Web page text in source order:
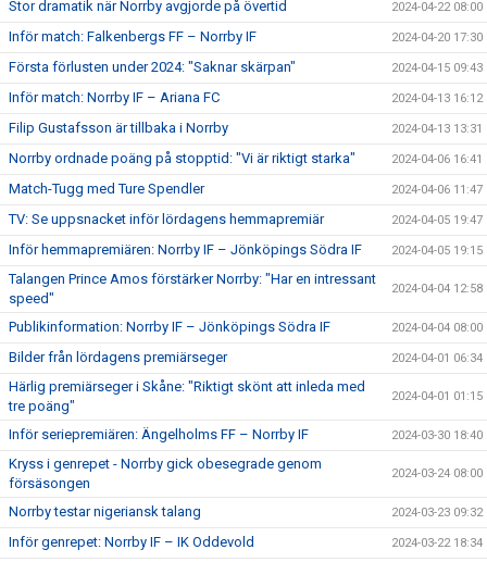
Stor dramatik när Norrby avgjorde på övertid 2024-04-22 08:00
Inför match: Falkenbergs FF – Norrby IF 2024-04-20 17:30
Första förlusten under 2024: "Saknar skärpan" 2024-04-15 09:43
Inför match: Norrby IF – Ariana FC 2024-04-13 16:12
Filip Gustafsson är tillbaka i Norrby 2024-04-13 13:31
Norrby ordnade poäng på stopptid: "Vi är riktigt starka" 2024-04-06 16:41
Match-Tugg med Ture Spendler 2024-04-06 11:47
TV: Se uppsnacket inför lördagens hemmapremiär 2024-04-05 19:47
Inför hemmapremiären: Norrby IF – Jönköpings Södra IF 2024-04-05 19:15
Talangen Prince Amos förstärker Norrby: "Har en intressant
speed"
2024-04-04 12:58
Publikinformation: Norrby IF – Jönköpings Södra IF 2024-04-04 08:00
Bilder från lördagens premiärseger 2024-04-01 06:34
Härlig premiärseger i Skåne: "Riktigt skönt att inleda med
tre poäng"
2024-04-01 01:15
Inför seriepremiären: Ängelholms FF – Norrby IF 2024-03-30 18:40
Kryss i genrepet - Norrby gick obesegrade genom
försäsongen
2024-03-24 08:00
Norrby testar nigeriansk talang 2024-03-23 09:32
Inför genrepet: Norrby IF – IK Oddevold 2024-03-22 18:34